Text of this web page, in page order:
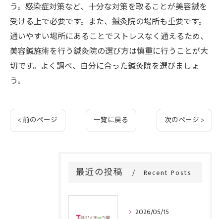
う。感染症対策など、十分な対策を取ることが美容鍼を
受ける上で必要です。また、鍼灸院の場所も重要です。
通いやすい場所にあることでストレスなく通えるため、
美容鍼施術を行う鍼灸院の選び方は慎重に行うことが大
切です。よく調べ、自分に合った鍼灸院を選びましょ
う。
< 前のページ 一覧に戻る 次のページ >
最近の投稿 Recent Posts
2026/05/15